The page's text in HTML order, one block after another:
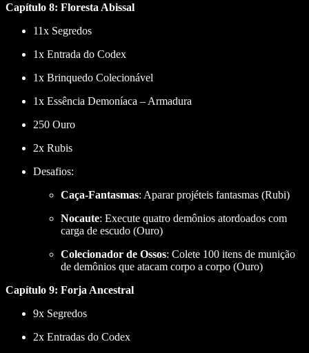
Capítulo 8: Floresta Abissal
11x Segredos
1x Entrada do Codex
1x Brinquedo Colecionável
1x Essência Demoníaca – Armadura
250 Ouro
2x Rubis
Desafios:
Caça-Fantasmas: Aparar projéteis fantasmas (Rubi)
Nocaute: Execute quatro demônios atordoados com
carga de escudo (Ouro)
Colecionador de Ossos: Colete 100 itens de munição
de demônios que atacam corpo a corpo (Ouro)
Capítulo 9: Forja Ancestral
9x Segredos
2x Entradas do Codex